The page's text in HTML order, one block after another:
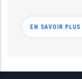
EN SAVOIR PLUS